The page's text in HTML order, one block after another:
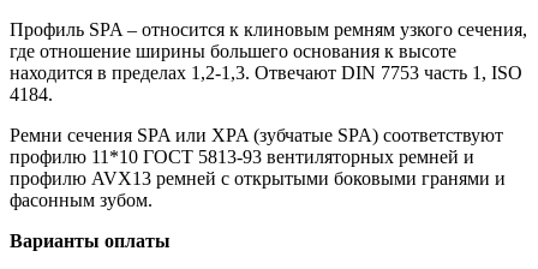
Профиль SPA – относится к клиновым ремням узкого сечения,
где отношение ширины большего основания к высоте
находится в пределах 1,2-1,3. Отвечают DIN 7753 часть 1, ISO
4184.
Ремни сечения SPA или XPA (зубчатые SPA) соответствуют
профилю 11*10 ГОСТ 5813-93 вентиляторных ремней и
профилю AVX13 ремней с открытыми боковыми гранями и
фасонным зубом.
Варианты оплаты